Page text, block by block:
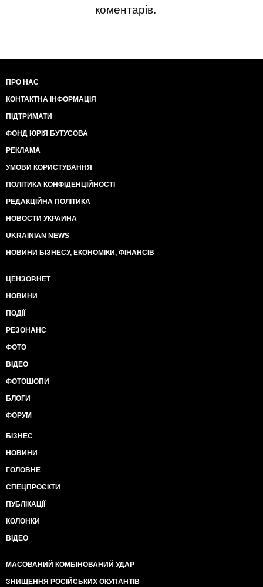
коментарів.
ПРО НАС
КОНТАКТНА ІНФОРМАЦІЯ
ПІДТРИМАТИ
ФОНД ЮРІЯ БУТУСОВА
РЕКЛАМА
УМОВИ КОРИСТУВАННЯ
ПОЛІТИКА КОНФІДЕНЦІЙНОСТІ
РЕДАКЦІЙНА ПОЛІТИКА
НОВОСТИ УКРАИНА
UKRAINIAN NEWS
НОВИНИ БІЗНЕСУ, ЕКОНОМІКИ, ФІНАНСІВ
ЦЕНЗОР.НЕТ
НОВИНИ
ПОДІЇ
РЕЗОНАНС
ФОТО
ВІДЕО
ФОТОШОПИ
БЛОГИ
ФОРУМ
БІЗНЕС
НОВИНИ
ГОЛОВНЕ
СПЕЦПРОЄКТИ
ПУБЛІКАЦІЇ
КОЛОНКИ
ВІДЕО
МАСОВАНИЙ КОМБІНОВАНИЙ УДАР
ЗНИЩЕННЯ РОСІЙСЬКИХ ОКУПАНТІВ